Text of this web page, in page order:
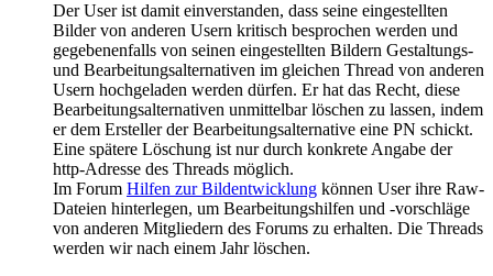
Der User ist damit einverstanden, dass seine eingestellten
Bilder von anderen Usern kritisch besprochen werden und
gegebenenfalls von seinen eingestellten Bildern Gestaltungs-
und Bearbeitungsalternativen im gleichen Thread von anderen
Usern hochgeladen werden dürfen. Er hat das Recht, diese
Bearbeitungsalternativen unmittelbar löschen zu lassen, indem
er dem Ersteller der Bearbeitungsalternative eine PN schickt.
Eine spätere Löschung ist nur durch konkrete Angabe der
http-Adresse des Threads möglich.
Im Forum Hilfen zur Bildentwicklung können User ihre Raw-
Dateien hinterlegen, um Bearbeitungshilfen und -vorschläge
von anderen Mitgliedern des Forums zu erhalten. Die Threads
werden wir nach einem Jahr löschen.